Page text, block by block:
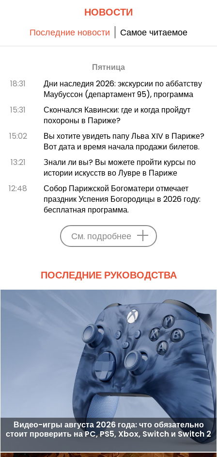
НОВОСТИ
Последние новости Самое читаемое
Пятница
18:31
Дни наследия 2026: экскурсии по аббатству
Маубуссон (департамент 95), программа
15:31
Скончался Кавински: где и когда пройдут
похороны в Париже?
15:02
Вы хотите увидеть папу Льва XIV в Париже?
Вот дата и время начала продажи билетов.
13:21
Знали ли вы? Вы можете пройти курсы по
истории искусств во Лувре в Париже
12:48
Собор Парижской Богоматери отмечает
праздник Успения Богородицы в 2026 году:
бесплатная программа.
См. подробнее
ПОСЛЕДНИЕ РУКОВОДСТВА
Видео-игры августа 2026 года: что обязательно
стоит проверить на PC, PS5, Xbox, Switch и Switch 2